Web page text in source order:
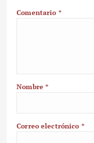
Comentario *
Nombre*
Correo electrónico *